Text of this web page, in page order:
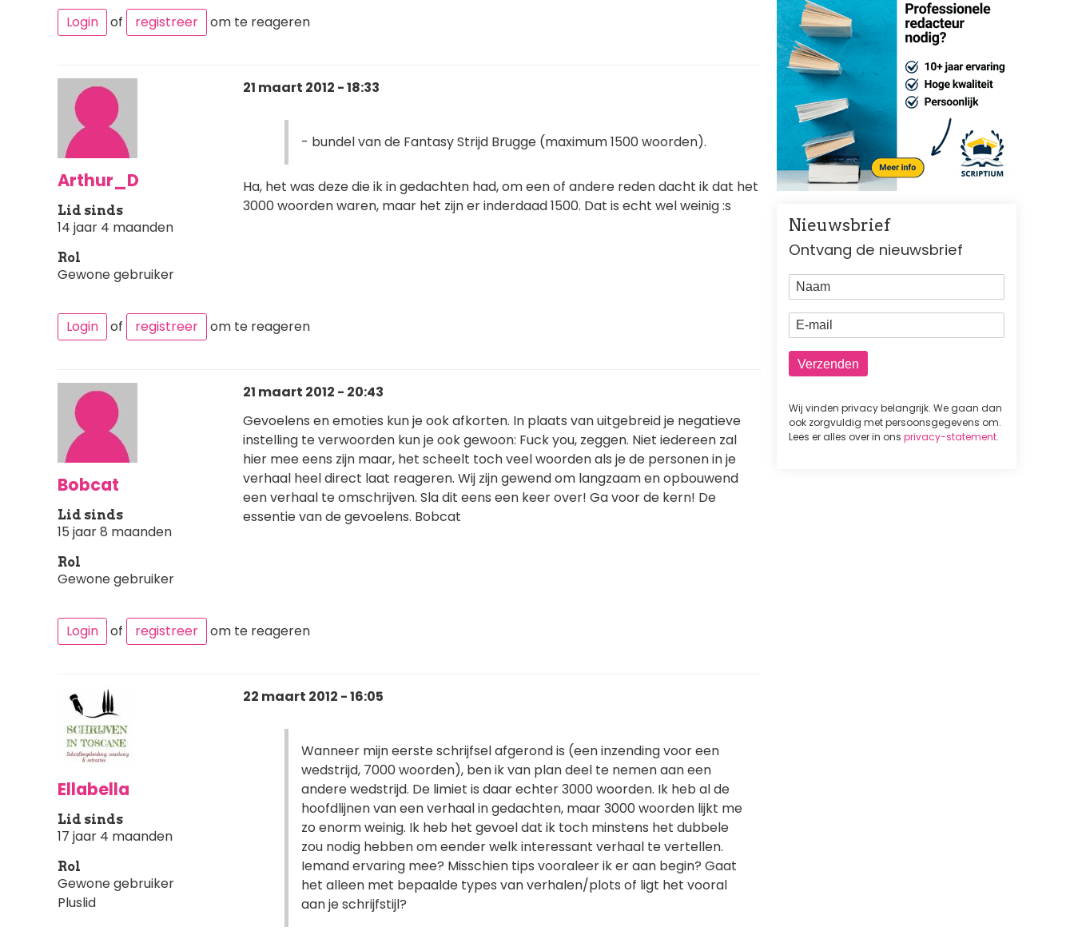
Login
of registreer om te reageren
Arthur_D
Lid sinds
14 jaar 4 maanden
Rol
Gewone gebruiker
21 maart 2012 - 18:33
- bundel van de Fantasy Strijd Brugge (maximum 1500 woorden).
Ha, het was deze die ik in gedachten had, om een of andere reden dacht ik dat het
3000 woorden waren, maar het zijn er inderdaad 1500. Dat is echt wel weinig :s
Login of registreer om te reageren
Bobcat
Lid sinds
15 jaar 8 maanden
Rol
Gewone gebruiker
21 maart 2012 - 20:43
Gevoelens en emoties kun je ook afkorten. In plaats van uitgebreid je negatieve
instelling te verwoorden kun je ook gewoon: Fuck you, zeggen. Niet iedereen zal
hier mee eens zijn maar, het scheelt toch veel woorden als je de personen in je
verhaal heel direct laat reageren. Wij zijn gewend om langzaam en opbouwend
een verhaal te omschrijven. Sla dit eens een keer over! Ga voor de kern! De
essentie van de gevoelens. Bobcat
Login of registreer om te reageren
Ellabella
Lid sinds
17 jaar 4 maanden
Rol
Gewone gebruiker
Pluslid
22 maart 2012 - 16:05
Wanneer mijn eerste schrijfsel afgerond is (een inzending voor een
wedstrijd, 7000 woorden), ben ik van plan deel te nemen aan een
andere wedstrijd. De limiet is daar echter 3000 woorden. Ik heb al de
hoofdlijnen van een verhaal in gedachten, maar 3000 woorden lijkt me
zo enorm weinig. Ik heb het gevoel dat ik toch minstens het dubbele
zou nodig hebben om eender welk interessant verhaal te vertellen.
Iemand ervaring mee? Misschien tips vooraleer ik er aan begin? Gaat
het alleen met bepaalde types van verhalen/plots of ligt het vooral
aan je schrijfstijl?
Nieuwsbrief
Ontvang de nieuwsbrief
Naam
E-mail
Wij vinden privacy belangrijk. We gaan dan
ook zorgvuldig met persoonsgegevens om.
Lees er alles over in ons privacy-statement.